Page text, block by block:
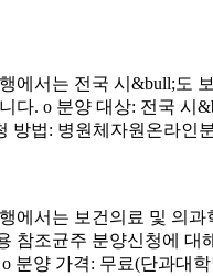
에서는 전국 시&bull;도
. o 분양 대상: 전국 시
방법: 병원체자원온라
에서는 보건의료 및 의
참조균주 분양신청에 대
o 분양 가격: 무료(단과